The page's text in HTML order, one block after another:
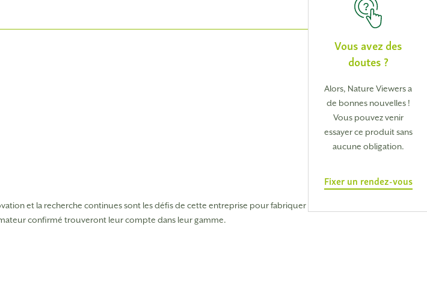
et la recherche continues sont les défis de cette entreprise pour fabriquer des produits
confirmé trouveront leur compte dans leur gamme.
Vous avez des
doutes ?
Alors, Nature Viewers a
de bonnes nouvelles !
Vous pouvez venir
essayer ce produit sans
aucune obligation.
Fixer un rendez-vous